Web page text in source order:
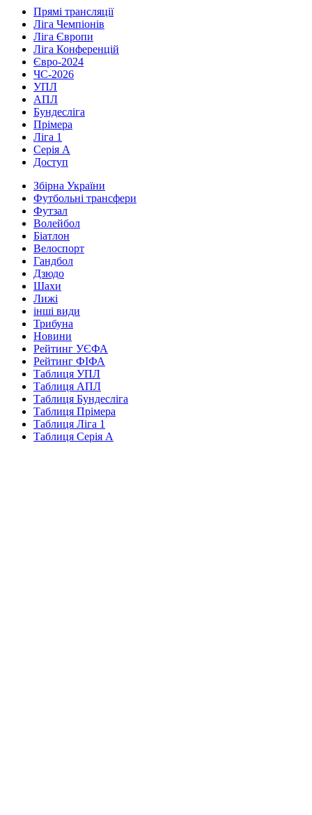
Прямі трансляції
Ліга Чемпіонів
Ліга Європи
Ліга Конференцій
Євро-2024
ЧС-2026
УПЛ
АПЛ
Бундесліга
Прімера
Ліга 1
Серія А
Доступ
Збірна України
Футбольні трансфери
Футзал
Волейбол
Біатлон
Велоспорт
Гандбол
Дзюдо
Шахи
Лижі
інші види
Трибуна
Новини
Рейтинг УЄФА
Рейтинг ФІФА
Таблиця УПЛ
Таблиця АПЛ
Таблиця Бундесліга
Таблиця Прімера
Таблиця Ліга 1
Таблиця Серія А